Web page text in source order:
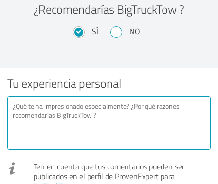
¿Recomendarías BigTruckTow ?
SÍ NO
Tu experiencia personal
Ten en cuenta que tus comentarios pueden ser
publicados en el perfil de ProvenExpert para